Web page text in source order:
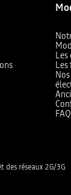
des réseaux 2G/3G